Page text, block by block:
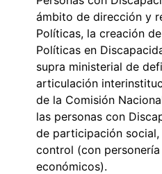
ámbito de dirección y
Políticas, la creación
Políticas en
supra ministerial de
articulación
de la Comisión
las personas con
de participación
control (con
económicos).